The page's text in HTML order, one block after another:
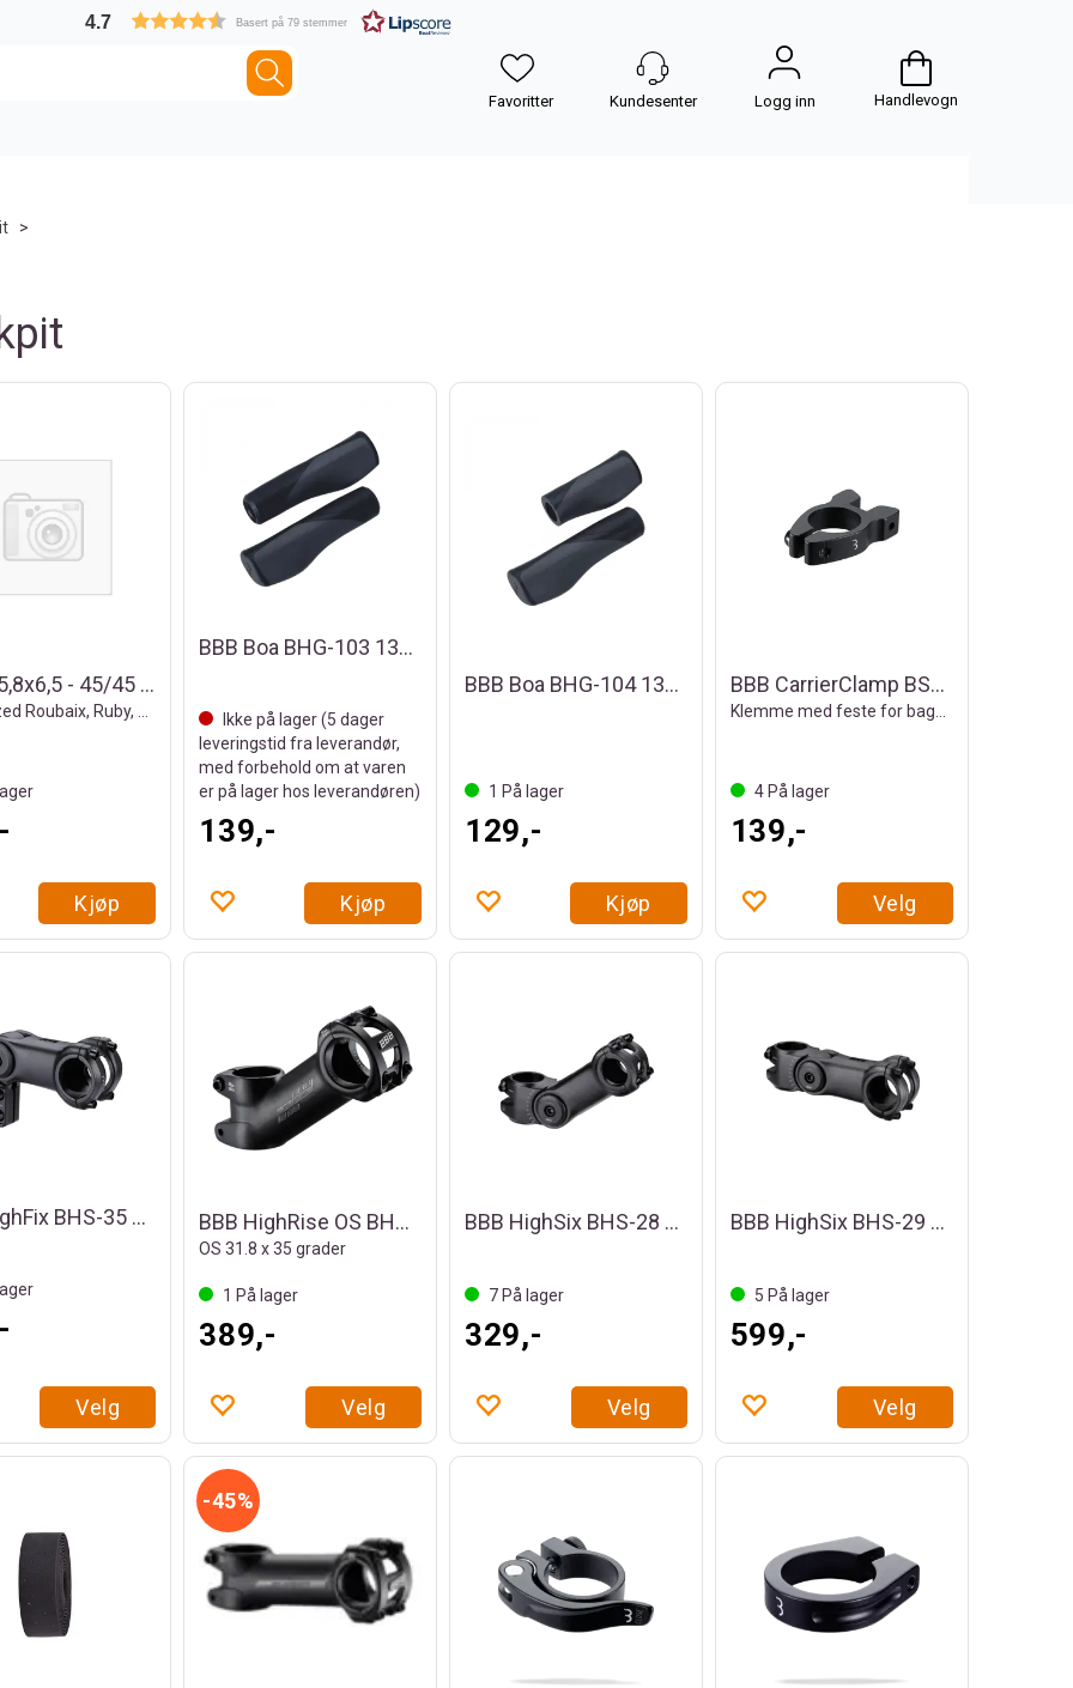
Logg inn
4.7 Basert på 79 stemmer
Handlevogn
>
36,8x45,8x6,5 - 45/45 Styrelager
Specialized Roubaix, Ruby, Diverge 2017+
Kjøp
BBB Boa BHG-103 130mm Holker
Ikke på lager (5 dager
leveringstid fra leverandør,
med forbehold om at varen
er på lager hos leverandøren)
139,-
Kjøp
BBB Boa BHG-104 130/92mm Holker
1 På lager
129,-
Kjøp
BBB CarrierClamp BSP-99 Setepinneklemme
Klemme med feste for bagasjebrett
4På lager
139,-
Velg
BBB HighFix BHS-35 Justerbar Stem
Velg
BBB HighRise OS BHS-25 Stem
OS 31.8 x 35 grader
1 På lager
389,-
Velg
BBB HighSix BHS-28 Justerbar Stem
7På lager
329,-
Velg
BBB HighSix BHS-29 Justerbar Stem
5 På lager
599,-
Velg
45%